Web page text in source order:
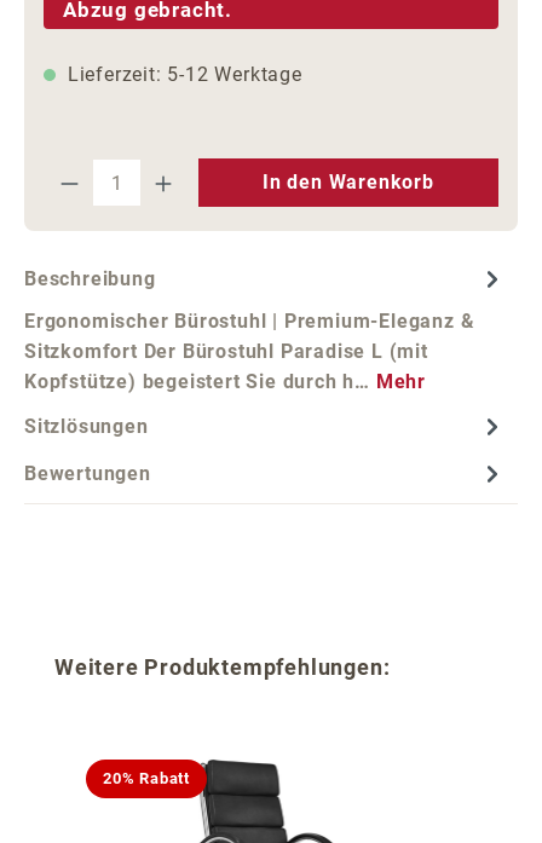
Abzug gebracht.
Lieferzeit: 5-12 Werktage
Produkt Anzahl: Gib den
In den Warenkorb
Beschreibung
Ergonomischer Bürostuhl | Premium-Eleganz &
Sitzkomfort Der Bürostuhl Paradise L (mit
Kopfstütze) begeistert Sie durch h… Mehr
Sitzlösungen
Bewertungen
Produktgalerie überspringen
Weitere Produktempfehlungen:
20% Rabatt